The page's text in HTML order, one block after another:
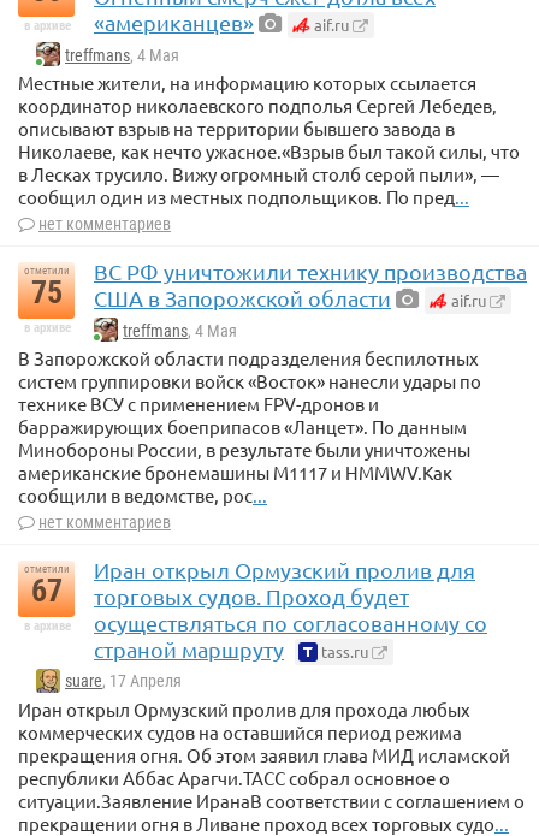
в архиве
«американцев»
aif.ru
treffmans, 4 Мая
Местные жители, на информацию которых ссылается
координатор николаевского подполья Сергей Лебедев,
описывают взрыв на территории бывшего завода в
Николаеве, как нечто ужасное.«Взрыв был такой силы, что
в Лесках трусило. Вижу огромный столб серой пыли», —
сообщил один из местных подпольщиков. По пред...
нет комментариев
отметили
75
в архиве
ВС РФ уничтожили технику производства
США в Запорожской области
aif.ru
treffmans, 4 Мая
В Запорожской области подразделения беспилотных
систем группировки войск «Восток» нанесли удары по
технике ВСУ с применением FPV-дронов и
барражирующих боеприпасов «Ланцет». По данным
Минобороны России, в результате были уничтожены
американские бронемашины M1117 и HMMWV.Как
сообщили в ведомстве, рос...
нет комментариев
отметили
67
в архиве
Иран открыл Ормузский пролив для
торговых судов. Проход будет
осуществляться по согласованному со
страной маршруту
tass.ru
suare, 17 Апреля
Иран открыл Ормузский пролив для прохода любых
коммерческих судов на оставшийся период режима
прекращения огня. Об этом заявил глава МИД исламской
республики Аббас Арагчи.ТАСС собрал основное о
ситуации.Заявление ИранаВ соответствии с соглашением о
прекращении огня в Ливане проход всех торговых судо